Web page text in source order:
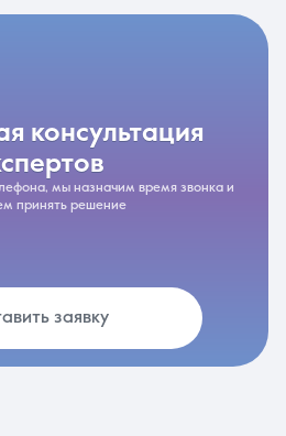
мы назначим время звонка и
принять решение
заявку